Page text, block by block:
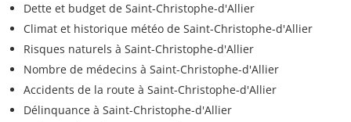
Dette et budget de Saint-Christophe-d'Allier
Climat et historique météo de Saint-Christophe-d'Allier
Risques naturels à Saint-Christophe-d'Allier
Nombre de médecins à Saint-Christophe-d'Allier
Accidents de la route à Saint-Christophe-d'Allier
Délinquance à Saint-Christophe-d'Allier